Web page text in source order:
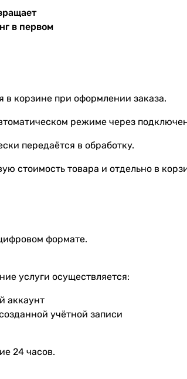
в первом
корзине при оформлении заказа.
режиме через
передаётся в обработку.
стоимость товара и отдельно в
формате.
услуги осуществляется:
аккаунт
учётной записи
24 часов.